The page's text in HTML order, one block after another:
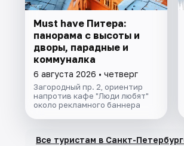
Must have Питера:
панорама с высоты и
дворы, парадные и
коммуналка
6 августа 2026 • четверг
Загородный пр. 2, ориентир
напротив кафе "Люди любят"
около рекламного баннера
Все туристам в Санкт-